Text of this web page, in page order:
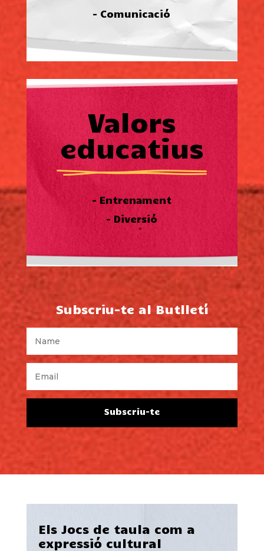
– Comunicació
Valors
educatius
– Entrenament
– Diversió
Subscriu-te al Butlletí
Subscriu-te
Els Jocs de taula com a
expressió cultural